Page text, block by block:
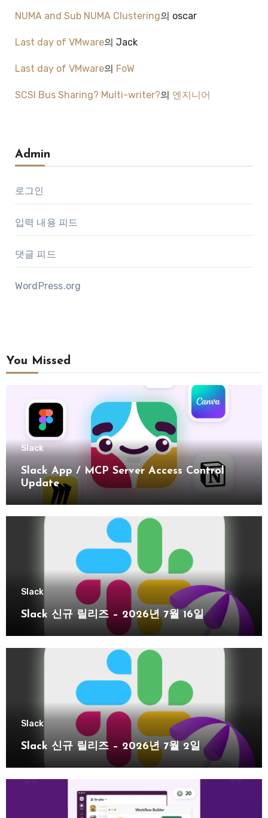
NUMA and Sub NUMA Clustering의 oscar
Last day of VMware의 Jack
Last day of VMware의 FoW
SCSI Bus Sharing? Multi-writer?의 엔지니어
Admin
로그인
입력 내용 피드
댓글 피드
WordPress.org
You Missed
Slack
Slack App / MCP Server Access Control
Update
Slack
Slack 신규 릴리즈 – 2026년 7월 16일
Slack
Slack 신규 릴리즈 – 2026년 7월 2일